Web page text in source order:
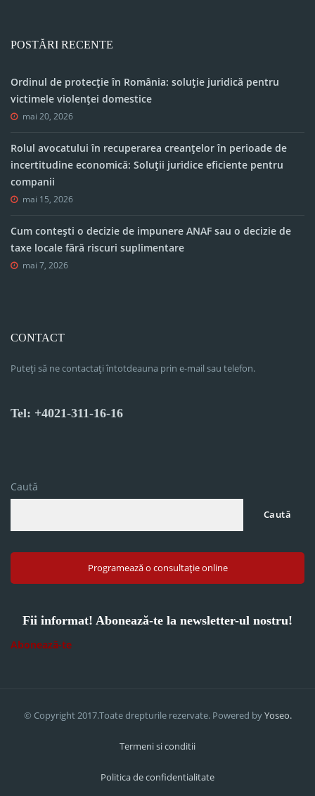
POSTĂRI RECENTE
Ordinul de protecție în România: soluție juridică pentru
victimele violenței domestice
mai 20, 2026
Rolul avocatului în recuperarea creanțelor în perioade de
incertitudine economică: Soluții juridice eficiente pentru
companii
mai 15, 2026
Cum contești o decizie de impunere ANAF sau o decizie de
taxe locale fără riscuri suplimentare
mai 7, 2026
CONTACT
Puteți să ne contactați întotdeauna prin e-mail sau telefon.
Tel: +4021-311-16-16
Caută
Caută
Programează o consultație online
Fii informat! Abonează-te la newsletter-ul nostru!
Abonează-te
© Copyright 2017.Toate drepturile rezervate. Powered byYoseo.
Termeni si conditii
Politica de confidentialitate